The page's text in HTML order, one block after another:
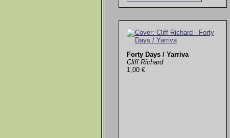
Forty Days / Yarriva
Cliff Richard
1,00 €